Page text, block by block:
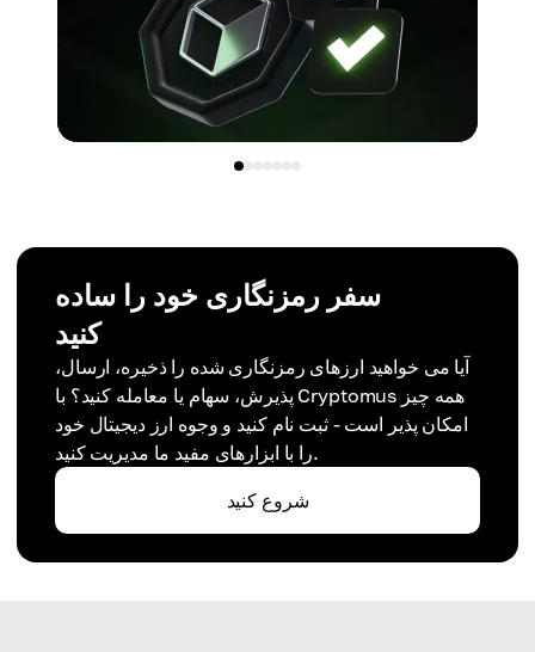
سفر رمزنگاری خود را ساده
کنید
آیا می خواهید ارزهای رمزنگاری شده را ذخیره، ارسال،
پذیرش، سهام یا معامله کنید؟ با Cryptomus همه چیز
امکان پذیر است - ثبت نام کنید و وجوه ارز دیجیتال خود
را با ابزارهای مفید ما مدیریت کنید.
شروع کنید